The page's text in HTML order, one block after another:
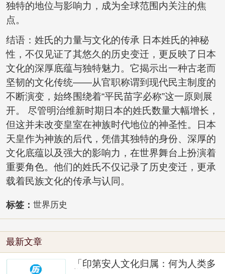
独特的地位与影响力，成为全球范围内关注的焦
点。
结语：姓氏的力量与文化的传承 日本姓氏的神秘
性，不仅见证了其悠久的历史变迁，更反映了日本
文化的深厚底蕴与独特魅力。它揭示出一种古老而
坚韧的文化传统——从官职称谓到现代民主制度的
不断演变，始终围绕着“平民苗字必称”这一原则展
开。 尽管明治维新时期日本的姓氏数量大幅增长，
但这并未改变皇室在神族时代地位的神圣性。日本
天皇作为神族的后代，凭借其独特的身份、深厚的
文化底蕴以及强大的影响力，在世界舞台上扮演着
重要角色。他们的姓氏不仅记录了历史变迁，更承
载着民族文化的传承与认同。
标签： 世界历史
最新文章
「印第安人文化归属：何为人类多